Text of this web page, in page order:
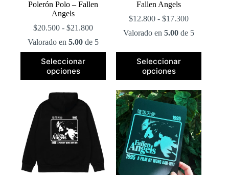
Polerón Polo – Fallen
Angels
$20.500 - $21.800Rango
precios:
desde
$21.800
Valorado en5.00 de 5
Seleccionar
opciones
producto
tiene
variantes.
opciones
se
pueden
elegir
de
Fallen Angels
$12.800 - $17.300Rango
precios:
$12.800
Valorado en5.00 de 5
Seleccionar
opciones
producto
tiene
variantes.
Las
opciones
se
pueden
elegir
en
la
página
de